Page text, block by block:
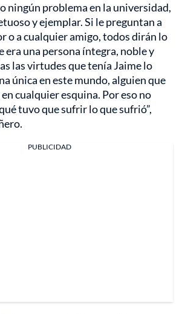
ningún problema en la universidad,
y ejemplar. Si le preguntan a
o a cualquier amigo, todos dirán lo
era una persona íntegra, noble y
las virtudes que tenía Jaime lo
única en este mundo, alguien que
cualquier esquina. Por eso no
tuvo que sufrir lo que sufrió”,
PUBLICIDAD